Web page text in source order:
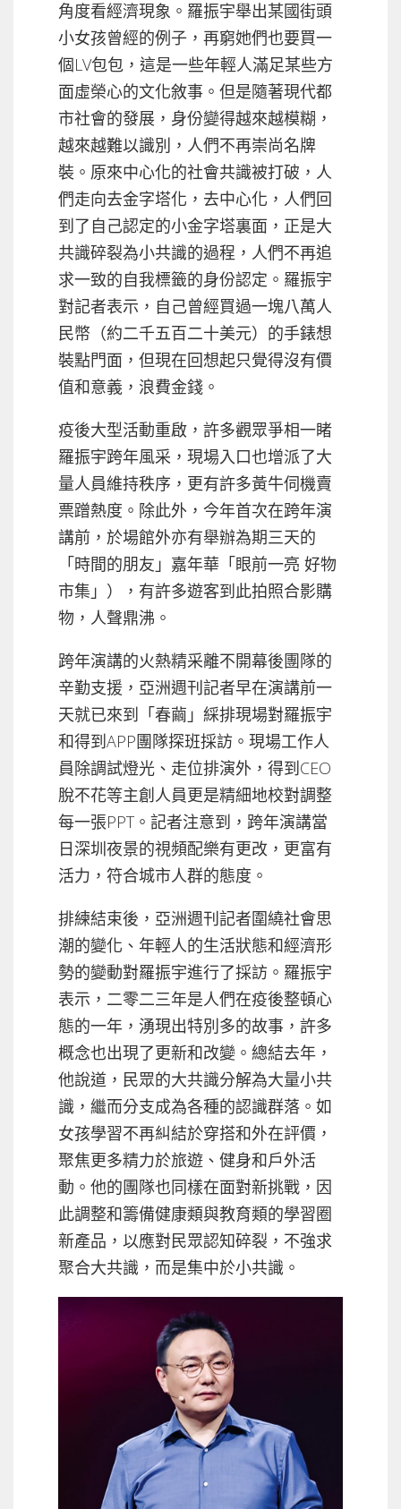
角度看經濟現象。羅振宇舉出某國街頭
小女孩曾經的例子，再窮她們也要買一
個LV包包，這是一些年輕人滿足某些方
面虛榮心的文化敘事。但是隨著現代都
市社會的發展，身份變得越來越模糊，
越來越難以識別，人們不再崇尚名牌
裝。原來中心化的社會共識被打破，人
們走向去金字塔化，去中心化，人們回
到了自己認定的小金字塔裏面，正是大
共識碎裂為小共識的過程，人們不再追
求一致的自我標籤的身份認定。羅振宇
對記者表示，自己曾經買過一塊八萬人
民幣（約二千五百二十美元）的手錶想
裝點門面，但現在回想起只覺得沒有價
值和意義，浪費金錢。
疫後大型活動重啟，許多觀眾爭相一睹
羅振宇跨年風采，現場入口也增派了大
量人員維持秩序，更有許多黃牛伺機賣
票蹭熱度。除此外，今年首次在跨年演
講前，於場館外亦有舉辦為期三天的
「時間的朋友」嘉年華「眼前一亮 好物
市集」），有許多遊客到此拍照合影購
物，人聲鼎沸。
跨年演講的火熱精采離不開幕後團隊的
辛勤支援，亞洲週刊記者早在演講前一
天就已來到「春繭」綵排現場對羅振宇
和得到APP團隊探班採訪。現場工作人
員除調試燈光、走位排演外，得到CEO
脫不花等主創人員更是精細地校對調整
每一張PPT。記者注意到，跨年演講當
日深圳夜景的視頻配樂有更改，更富有
活力，符合城市人群的態度。
排練結束後，亞洲週刊記者圍繞社會思
潮的變化、年輕人的生活狀態和經濟形
勢的變動對羅振宇進行了採訪。羅振宇
表示，二零二三年是人們在疫後整頓心
態的一年，湧現出特別多的故事，許多
概念也出現了更新和改變。總結去年，
他說道，民眾的大共識分解為大量小共
識，繼而分支成為各種的認識群落。如
女孩學習不再糾結於穿搭和外在評價，
聚焦更多精力於旅遊、健身和戶外活
動。他的團隊也同樣在面對新挑戰，因
此調整和籌備健康類與教育類的學習圈
新產品，以應對民眾認知碎裂，不強求
聚合大共識，而是集中於小共識。